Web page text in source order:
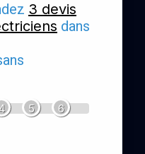
3 devis
dans
4 5 6